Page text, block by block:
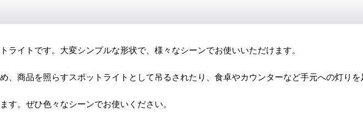
ライトです。大変シンプルな形状で、様々なシーンでお使いいただけます。
、商品を照らすスポットライトとして吊るされたり、食卓やカウンターなど手元への灯りを
す。ぜひ色々なシーンでお使いください。